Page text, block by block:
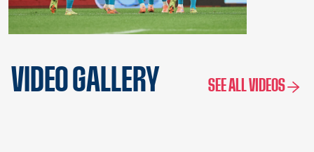
VIDEO GALLERY SEE ALL VIDEOS